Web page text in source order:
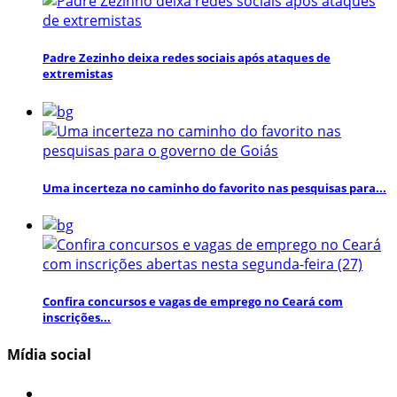
Padre Zezinho deixa redes sociais após ataques de
extremistas
Uma incerteza no caminho do favorito nas pesquisas para...
Confira concursos e vagas de emprego no Ceará com
inscrições...
Mídia social